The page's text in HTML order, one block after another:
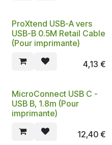
ProXtend USB-A vers
USB-B 0.5M Retail Cable
(Pour imprimante)
4,13 €
MicroConnect USB C -
USB B, 1.8m (Pour
imprimante)
12,40€